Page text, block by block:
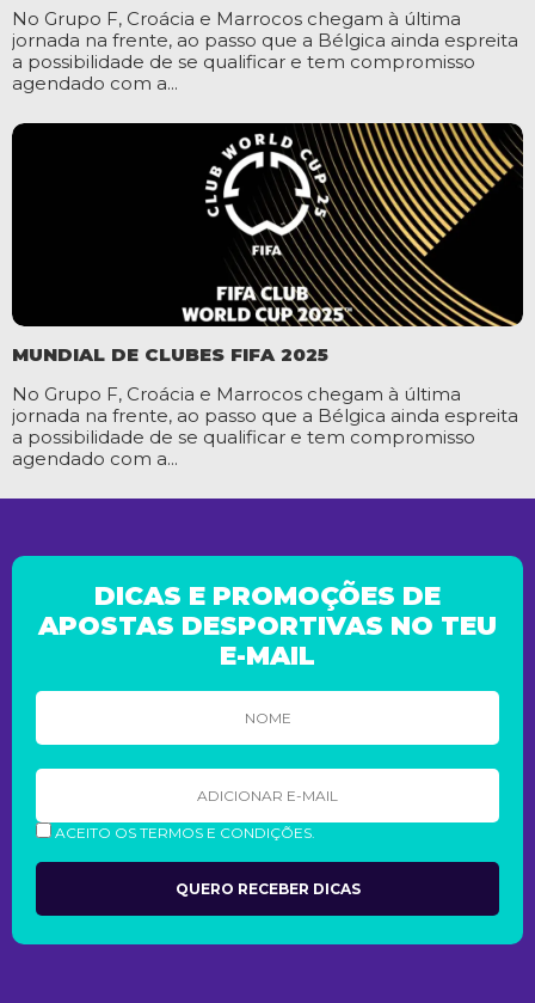
No Grupo F, Croácia e Marrocos chegam à última
jornada na frente, ao passo que a Bélgica ainda espreita
a possibilidade de se qualificar e tem compromisso
agendado com a...
MUNDIAL DE CLUBES FIFA 2025
No Grupo F, Croácia e Marrocos chegam à última
jornada na frente, ao passo que a Bélgica ainda espreita
a possibilidade de se qualificar e tem compromisso
agendado com a...
DICAS E PROMOÇÕES DE
APOSTAS DESPORTIVAS NO TEU
E-MAIL
ACEITO OS TERMOS E CONDIÇÕES.